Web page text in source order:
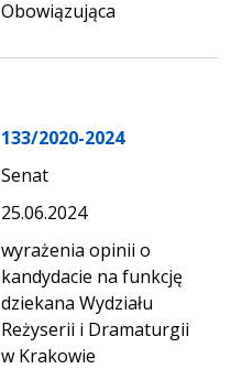
Obowiązująca
133/2020-2024
Senat
25.06.2024
wyrażenia opinii o
kandydacie na funkcję
dziekana Wydziału
Reżyserii i Dramaturgii
w Krakowie